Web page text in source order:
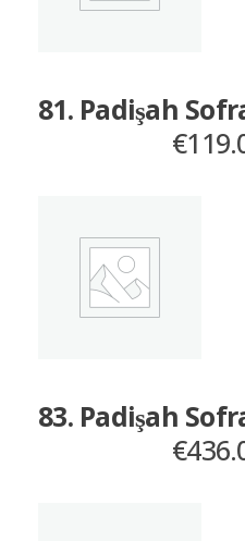
81. Padişah
€
83. Padişah
€